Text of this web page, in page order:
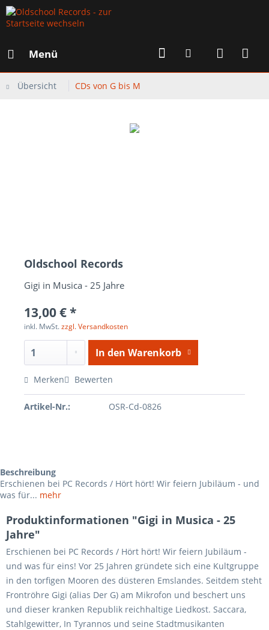
Menü
Übersicht CDs von G bis M
Oldschool Records
Gigi in Musica - 25 Jahre
13,00 € *
inkl. MwSt.zzgl. Versandkosten
In den Warenkorb
Merken Bewerten
Artikel-Nr.: OSR-Cd-0826
Beschreibung
Erschienen bei PC Records / Hört hört! Wir feiern Jubiläum - und
was für... mehr
Produktinformationen "Gigi in Musica - 25
Jahre"
Erschienen bei PC Records / Hört hört! Wir feiern Jubiläum -
und was für eins! Vor 25 Jahren gründete sich eine Kultgruppe
in den torfigen Mooren des düsteren Emslandes. Seitdem steht
Frontröhre Gigi (alias Der G) am Mikrofon und beschert uns
und dieser kranken Republik reichhaltige Liedkost. Saccara,
Stahlgewitter, In Tyrannos und seine Stadtmusikanten